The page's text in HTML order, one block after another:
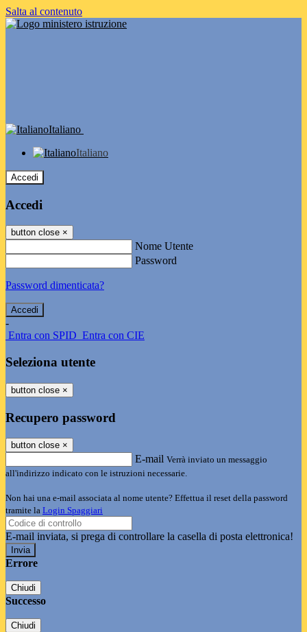
Salta al contenuto
Italiano
Italiano
Accedi
Accedi
button close ×
Nome Utente
Password
Password dimenticata?
-
Entra con SPID Entra con CIE
Seleziona utente
button close ×
Recupero password
button close ×
E-mail Verrà inviato un messaggio
all'indirizzo indicato con le istruzioni necessarie.
Non hai una e-mail associata al nome utente? Effettua il reset della password
tramite la Login Spaggiari
E-mail inviata, si prega di controllare la casella di posta elettronica!
Errore
Chiudi
Successo
Chiudi